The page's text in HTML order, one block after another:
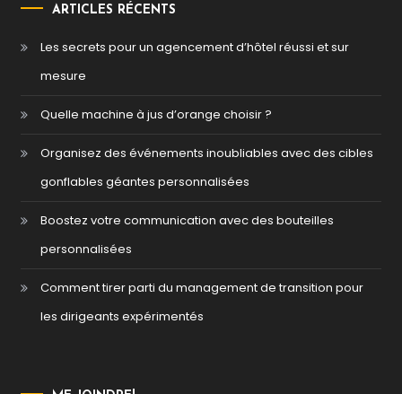
ARTICLES RÉCENTS
Les secrets pour un agencement d’hôtel réussi et sur
mesure
Quelle machine à jus d’orange choisir ?
Organisez des événements inoubliables avec des cibles
gonflables géantes personnalisées
Boostez votre communication avec des bouteilles
personnalisées
Comment tirer parti du management de transition pour
les dirigeants expérimentés